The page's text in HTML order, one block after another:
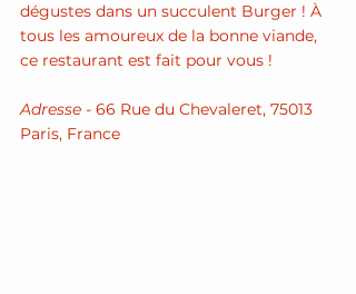
dégustes dans un succulent Burger ! À
tous les amoureux de la bonne viande,
ce restaurant est fait pour vous !
Adresse - 66 Rue du Chevaleret, 75013
Paris, France